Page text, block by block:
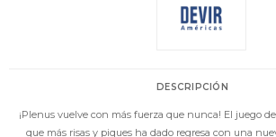
DESCRIPCIÓN
¡Plenus vuelve con más fuerza que nunca! El juego
que más risas y piques ha dado regresa con una